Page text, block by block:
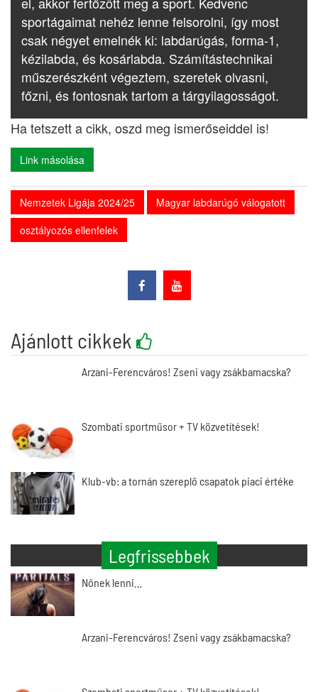
sportágaimat nehéz lenne felsorolni, így most
csak négyet emelnék ki: labdarúgás, forma-1,
kézilabda, és kosárlabda. Számítástechnikai
műszerészként végeztem, szeretek olvasni,
főzni, és fontosnak tartom a tárgyilagosságot.
Ha tetszett a cikk, oszd meg ismerőseiddel is!
Link másolása
Nemzetek Ligája 2024/25
Magyar labdarúgó válogatott
osztályozós ellenfelek
Ajánlott cikkek
Arzani-Ferencváros! Zseni vagy zsákbamacska?
Szombati sportműsor + TV közvetítések!
Klub-vb: a tornán szereplő csapatok piaci értéke
Legfrissebbek
Nőnek lenni…
Arzani-Ferencváros! Zseni vagy zsákbamacska?